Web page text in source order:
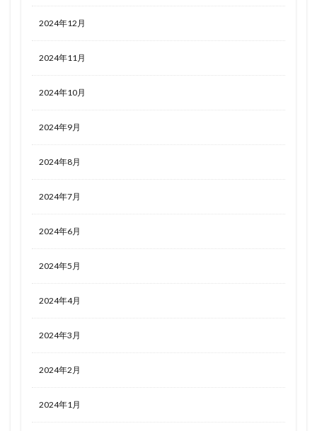
2024年12月
2024年11月
2024年10月
2024年9月
2024年8月
2024年7月
2024年6月
2024年5月
2024年4月
2024年3月
2024年2月
2024年1月